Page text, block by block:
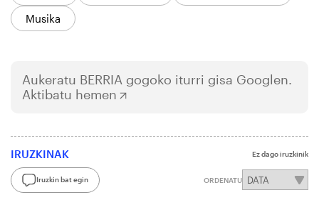
Musika
Aukeratu BERRIA gogoko iturri gisa Googlen.
Aktibatu hemen
IRUZKINAK Ez dago iruzkinik
Iruzkin bat egin ORDENATU